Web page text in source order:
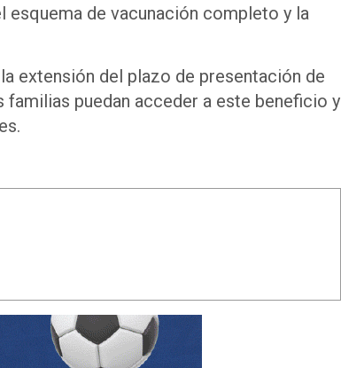
esquema de vacunación completo y la
extensión del plazo de presentación de
familias puedan acceder a este beneficio y